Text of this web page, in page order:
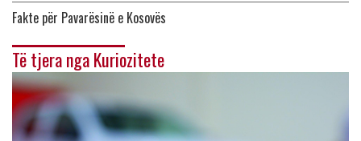
Fakte për Pavarësinë e Kosovës
Të tjera nga Kuriozitete